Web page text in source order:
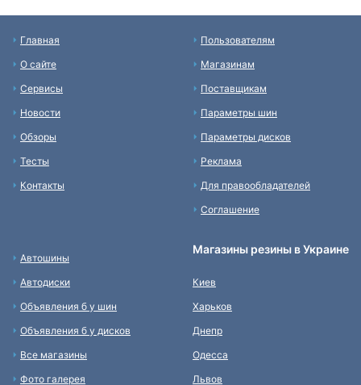
Главная
О сайте
Сервисы
Новости
Обзоры
Тесты
Контакты
Пользователям
Магазинам
Поставщикам
Параметры шин
Параметры дисков
Реклама
Для правообладателей
Соглашение
Автошины
Автодиски
Объявления б у шин
Объявления б у дисков
Все магазины
Фото галерея
Магазины резины в Украине
Киев
Харьков
Днепр
Одесса
Львов